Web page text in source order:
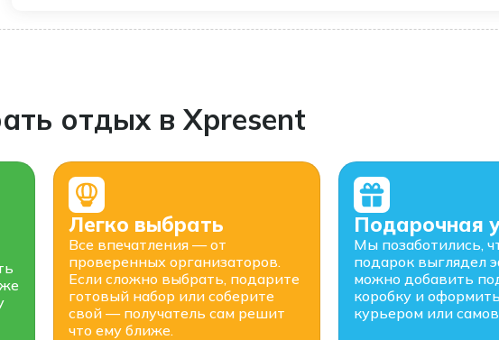
отдых в Xpresent
Легко выбрать
Все впечатления — от
проверенных организаторов.
Если сложно выбрать, подарите
готовый набор или соберите
свой — получатель сам решит
что ему ближе.
Подарочная
Мы позаботились,
подарок выглядел
можно добавить
коробку и
курьером или